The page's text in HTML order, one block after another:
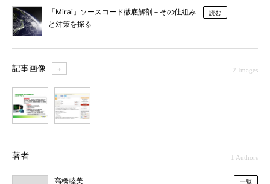
「Mirai」ソースコード徹底解剖－その仕組み
と対策を探る
読む
記事画像 ＋ 2 Images
著者 1 Authors
高橋睦美 一覧